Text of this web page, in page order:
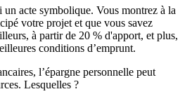
acte symbolique. Vous montrez à la
votre projet et que vous savez
à partir de 20 % d'apport, et plus,
conditions d’emprunt.
l’épargne personnelle peut
Lesquelles ?